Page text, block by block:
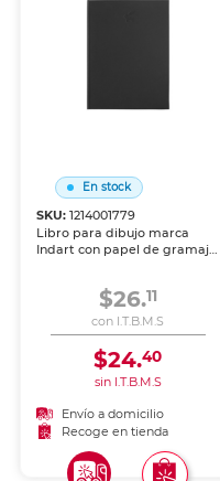
En stock
SKU:1214001779
Libro para dibujo marca
Indart con papel de gramaje
profesional para artistas y
estudiantes.
$26.11
con I.T.B.M.S
$24.40
sin I.T.B.M.S
Envío a domicilio
Recoge en tienda